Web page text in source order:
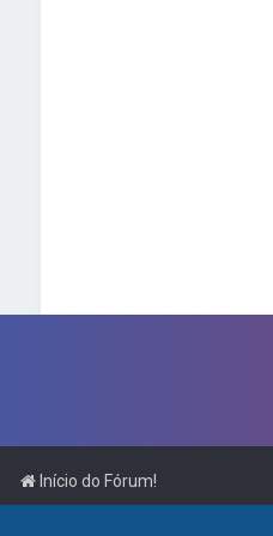
Início do Fórum!